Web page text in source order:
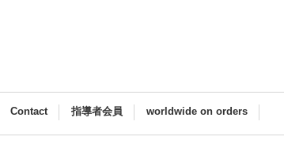
Contact 指導者会員 worldwide on orders